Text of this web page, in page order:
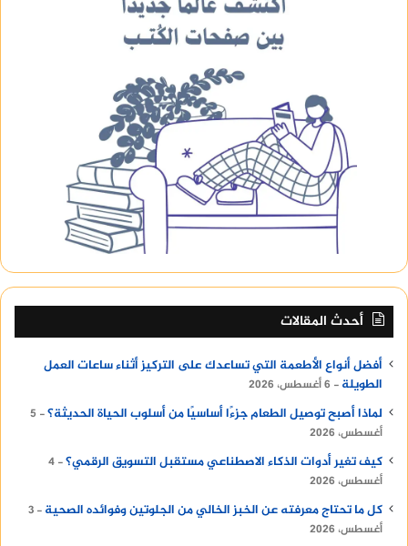
أحدث المقالات
أفضل أنواع الأطعمة التي تساعدك على التركيز أثناء ساعات العمل
الطويلة
6 أغسطس، 2026
لماذا أصبح توصيل الطعام جزءًا أساسيًا من أسلوب الحياة الحديثة؟
5
أغسطس، 2026
كيف تغير أدوات الذكاء الاصطناعي مستقبل التسويق الرقمي؟ 4
أغسطس، 2026
كل ما تحتاج معرفته عن الخبز الخالي من الجلوتين وفوائده الصحية
3
أغسطس، 2026